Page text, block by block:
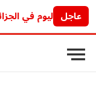
عاجل
أغسطس 2026.. آخر تحديث للجرام والأونصة